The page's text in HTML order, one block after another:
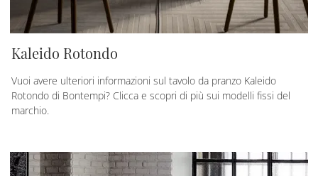
Kaleido Rotondo
Vuoi avere ulteriori informazioni sul tavolo da pranzo Kaleido
Rotondo di Bontempi? Clicca e scopri di più sui modelli fissi del
marchio.